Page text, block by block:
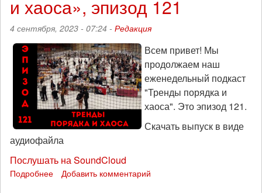
взгляд
из
Харькова
на
еще
один
окопной
и хаоса», эпизод 121
4 сентября, 2023 - 07:24 - Редакция
Всем привет! Мы
продолжаем наш
еженедельный подкаст
"Тренды порядка и
хаоса". Это эпизод 121.
Скачать выпуск в виде
аудиофайла
Послушать на SoundCloud
Подробнее Добавить комментарий